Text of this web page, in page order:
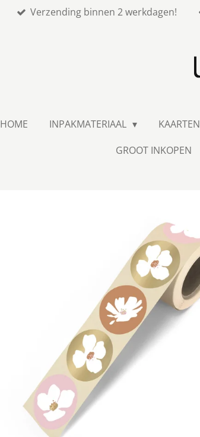
Verzending binnen 2 werkdagen!
HOME INPAKMATERIAAL KAARTEN
GROOT INKOPEN